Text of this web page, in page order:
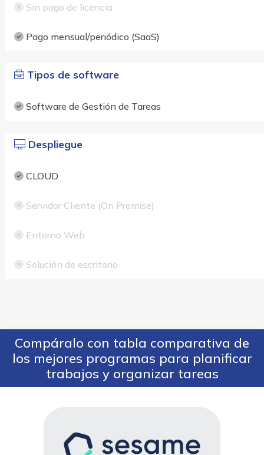
Sin pago de licencia
Pago mensual/periódico (SaaS)
Tipos de software
Software de Gestión de Tareas
Despliegue
CLOUD
Servidor Cliente (On Premise)
Entorno Web
Solución de escritorio
Compáralo con tabla comparativa de
los mejores programas para planificar
trabajos y organizar tareas